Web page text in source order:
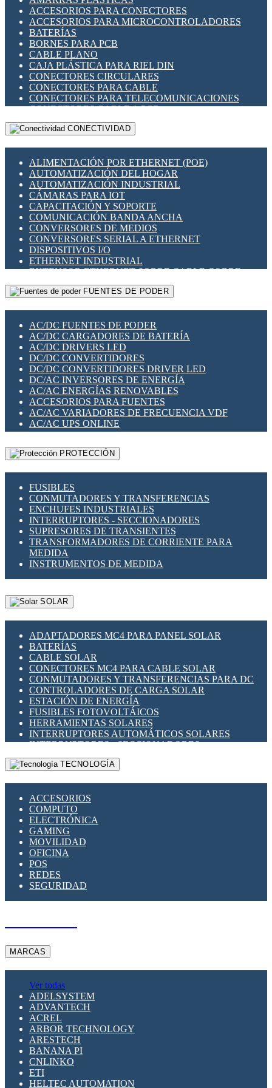
INDICADORES PARA PANEL
INTERFACES DE RELÉ
INTERRUPTORES FIN DE CARRERA
LLAVES CONMUTADORAS
MEDIDORES DE ENERGÍA Y TC'S DE CORRIENTE
MOTORES PASO A PASO
PANTALLAS HMI
PLC -CONTROLADORES LÓGICO PROGRAMABLES
PROGRAMADORES DE HORARIO
RELÉS DE PROTECCIÓN
SENSORES CAPACITIVOS
SENSORES INDUCTIVOS
TEMPORIZADORES
VARIACS
VARIADORES DE FRECUENCIA [VDF]
SECCIONADORES - INTERRUPTORES
MAQUINARIA
ACCESORIOS PARA CONECTORES
ACCESORIOS PARA MICROCONTROLADORES
BATERÍAS
BORNES PARA PCB
CABLE PLANO
CAJA PLÁSTICA PARA RIEL DIN
CONECTORES CIRCULARES
CONECTORES PARA CABLE
CONECTORES PARA TELECOMUNICACIONES
CONECTORES CABLE A PCB
CONECTORES PCB A CABLE
DIP SWITCHES
HERRAMIENTAS VARIAS
ILUMINACIÓN LED
INTERRUPTORES REED
INTERFACES DE RELÉ
OTROS RELÉS
PROTECCIÓN TÉRMICA
RELÉS AUTOMOTRICES
RELÉS DE SEÑAL
RELÉS DE ESTADO SÓLIDO SSR
RELÉS INDUSTRIALES
RELÉS MINIATURA DE POTENCIA
SENSORES MAGNÉTICOS
SWITCH Y MICROSWITCH
TARJETAS PI
UNIÓN Y DERIVACIÓN DE CABLE
CONECTIVIDAD
ALIMENTACIÓN POR ETHERNET (POE)
AUTOMATIZACIÓN DEL HOGAR
AUTOMATIZACIÓN INDUSTRIAL
CÁMARAS PARA IOT
CAPACITACIÓN Y SOPORTE
COMUNICACIÓN BANDA ANCHA
CONVERSORES DE MEDIOS
CONVERSORES SERIAL A ETHERNET
DISPOSITIVOS I/O
ETHERNET INDUSTRIAL
EXTENSOR ETHERNET SOBRE CABLE COBRE
GATEWAY LORAWAN
GESTIÓN DE REDES
PLACAS MODULARES IOT
SWITCHES Y REDES WIFI
SOLUCIONES IOT
SOLUCIONES LORAWAN
SOLUCIONES RED CELULAR
SEGURIDAD PARA REDES
SWITCHES LAN
TELEFONÍA IP (VOIP)
VIGILANCIA IP (CCTV)
MESHTASTIC
FUENTES DE PODER
AC/DC FUENTES DE PODER
AC/DC CARGADORES DE BATERÍA
AC/DC DRIVERS LED
DC/DC CONVERTIDORES
DC/DC CONVERTIDORES DRIVER LED
DC/AC INVERSORES DE ENERGÍA
AC/AC ENERGÍAS RENOVABLES
ACCESORIOS PARA FUENTES
AC/AC VARIADORES DE FRECUENCIA VDF
AC/AC UPS ONLINE
PROTECCIÓN
FUSIBLES
CONMUTADORES Y TRANSFERENCIAS
ENCHUFES INDUSTRIALES
INTERRUPTORES - SECCIONADORES
SUPRESORES DE TRANSIENTES
TRANSFORMADORES DE CORRIENTE PARA
MEDIDA
INSTRUMENTOS DE MEDIDA
SOLAR
ADAPTADORES MC4 PARA PANEL SOLAR
BATERÍAS
CABLE SOLAR
CONECTORES MC4 PARA CABLE SOLAR
CONMUTADORES Y TRANSFERENCIAS PARA DC
CONTROLADORES DE CARGA SOLAR
ESTACIÓN DE ENERGÍA
FUSIBLES FOTOVOLTÁICOS
HERRAMIENTAS SOLARES
INTERRUPTORES AUTOMÁTICOS SOLARES
INTERRUPTORES - SECCIONADORES
FOTOVOLTÁICOS
MONTAJE PANEL SOLAR
SUPRESOR DE TRANSIENTES SPDS PARA
APLICACIONES FOTOVOLTAICAS
TECNOLOGÍA
ACCESORIOS
COMPUTO
ELECTRÓNICA
GAMING
MOVILIDAD
OFICINA
POS
REDES
SEGURIDAD
MARCAS
Ver todas
ADELSYSTEM
ADVANTECH
ACREL
ARBOR TECHNOLOGY
ARESTECH
BANANA PI
CNLINKO
ETI
HELTEC AUTOMATION